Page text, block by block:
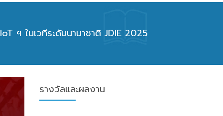
ฯ ในเวทีระดับนานาชาติ JDIE 2025
รางวัลและผลงาน